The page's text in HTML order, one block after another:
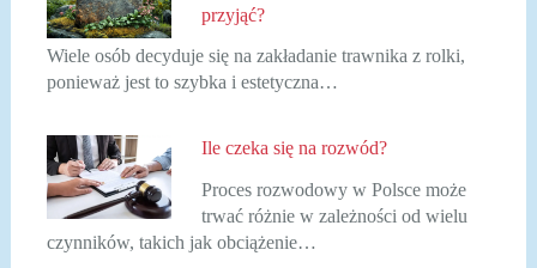
przyjąć?
Wiele osób decyduje się na zakładanie trawnika z rolki,
ponieważ jest to szybka i estetyczna…
Ile czeka się na rozwód?
Proces rozwodowy w Polsce może
trwać różnie w zależności od wielu
czynników, takich jak obciążenie…